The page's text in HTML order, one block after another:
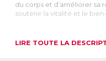
du corps et d’améliorer sa
soutenir la vitalité et le
Ashwagandha sont un
LIRE TOUTE LA